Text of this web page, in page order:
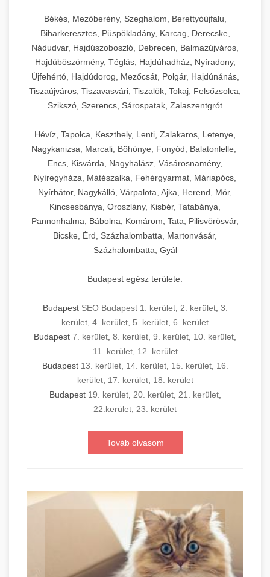
Békés, Mezőberény, Szeghalom, Berettyóújfalu,
Biharkeresztes, Püspökladány, Karcag, Derecske,
Nádudvar, Hajdúszoboszló, Debrecen, Balmazújváros,
Hajdúböszörmény, Téglás, Hajdúhadház, Nyíradony,
Újfehértó, Hajdúdorog, Mezőcsát, Polgár, Hajdúnánás,
Tiszaújváros, Tiszavasvári, Tiszalök, Tokaj, Felsőzsolca,
Szikszó, Szerencs, Sárospatak, Zalaszentgrót
Hévíz, Tapolca, Keszthely, Lenti, Zalakaros, Letenye,
Nagykanizsa, Marcali, Böhönye, Fonyód, Balatonlelle,
Encs, Kisvárda, Nagyhalász, Vásárosnamény,
Nyíregyháza, Mátészalka, Fehérgyarmat, Máriapócs,
Nyírbátor, Nagykálló, Várpalota, Ajka, Herend, Mór,
Kincsesbánya, Oroszlány, Kisbér, Tatabánya,
Pannonhalma, Bábolna, Komárom, Tata, Pilisvörösvár,
Bicske, Érd, Százhalombatta, Martonvásár,
Százhalombatta, Gyál
Budapest egész területe:
Budapest SEO Budapest 1. kerület, 2. kerület, 3.
kerület, 4. kerület, 5. kerület, 6. kerület
Budapest 7. kerület, 8. kerület, 9. kerület, 10. kerület,
11. kerület, 12. kerület
Budapest 13. kerület, 14. kerület, 15. kerület, 16.
kerület, 17. kerület, 18. kerület
Budapest 19. kerület, 20. kerület, 21. kerület,
22.kerület, 23. kerület
Továb olvasom